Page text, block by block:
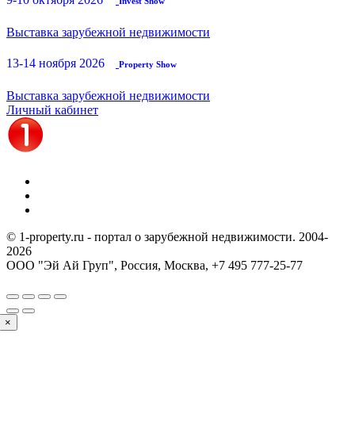
Выставка зарубежной недвижимости
13-14 ноября 2026 Property Show
Выставка зарубежной недвижимости
Личный кабинет
© 1-property.ru - портал о зарубежной недвижимости. 2004-
2026
ООО "Эй Ай Груп", Россия, Москва, +7 495 777-25-77
×